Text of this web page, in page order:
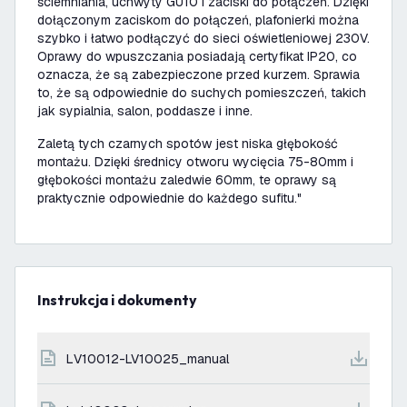
dołączonym zaciskom do połączeń, plafonierki można
szybko i łatwo podłączyć do sieci oświetleniowej 230V.
Oprawy do wpuszczania posiadają certyfikat IP20, co
oznacza, że są zabezpieczone przed kurzem. Sprawia
to, że są odpowiednie do suchych pomieszczeń, takich
jak sypialnia, salon, poddasze i inne.
Zaletą tych czarnych spotów jest niska głębokość
montażu. Dzięki średnicy otworu wycięcia 75-80mm i
głębokości montażu zaledwie 60mm, te oprawy są
praktycznie odpowiednie do każdego sufitu."
Instrukcja i dokumenty
LV10012-LV10025_manual